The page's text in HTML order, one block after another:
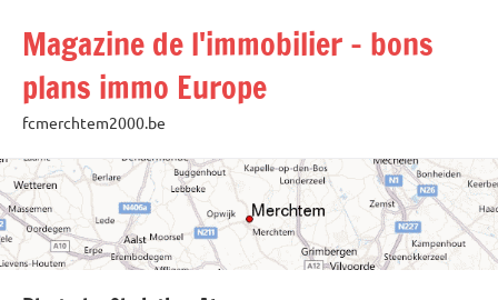
contenu
Magazine de l'immobilier – bons
plans immo Europe
fcmerchtem2000.be